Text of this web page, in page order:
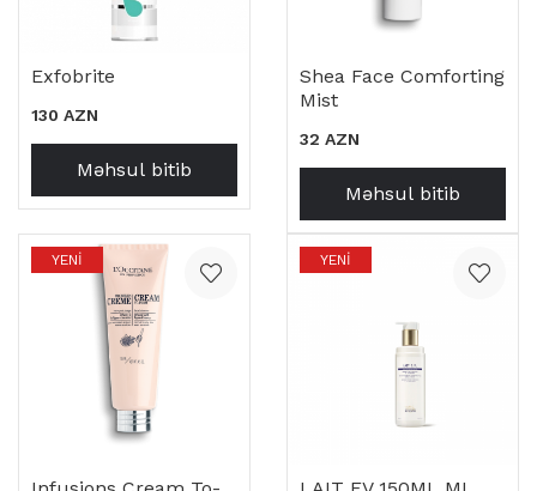
Exfobrite
130 AZN
Məhsul bitib
Shea Face Comforting
Mist
32 AZN
Məhsul bitib
YENI YENI